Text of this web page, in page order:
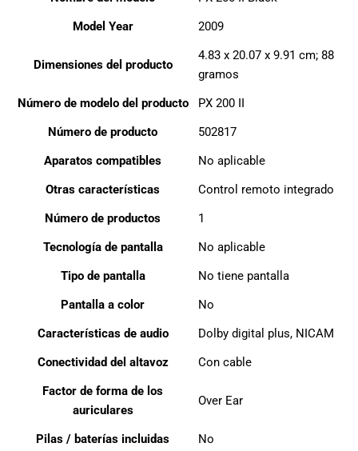
Model Year
2009
Dimensiones del producto
4.83 x 20.07 x 9.91 cm; 88
gramos
Número de modelo del producto
PX 200 II
Número de producto
502817
Aparatos compatibles
No aplicable
Otras características
Control remoto integrado
Número de productos
1
Tecnología de pantalla
No aplicable
Tipo de pantalla
No tiene pantalla
Pantalla a color
No
Características de audio
Dolby digital plus, NICAM
Conectividad del altavoz
Con cable
Factor de forma de los
auriculares
Over Ear
Pilas / baterías incluidas
No